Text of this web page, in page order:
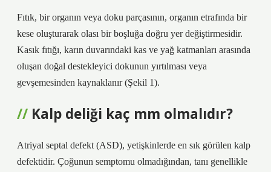
Fıtık, bir organın veya doku parçasının, organın etrafında bir
kese oluşturarak olası bir boşluğa doğru yer değiştirmesidir.
Kasık fıtığı, karın duvarındaki kas ve yağ katmanları arasında
oluşan doğal destekleyici dokunun yırtılması veya
gevşemesinden kaynaklanır (Şekil 1).
Kalp deliği kaç mm olmalıdır?
Atriyal septal defekt (ASD), yetişkinlerde en sık görülen kalp
defektidir. Çoğunun semptomu olmadığından, tanı genellikle